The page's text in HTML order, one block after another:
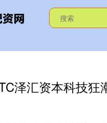
泽汇资本科技狂